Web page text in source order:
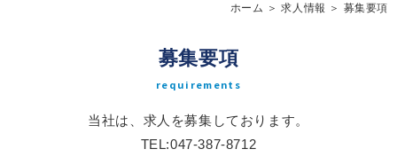
ホーム ＞ 求人情報 ＞ 募集要項
募集要項
requirements
当社は、求人を募集しております。
TEL:047-387-8712